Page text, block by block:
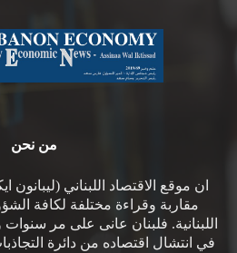
من نحن
ان موقع الاقتصاد اللبناني
مقاربة وقراءة مختلفة لكافة
اللبنانية. فلبنان عانى على مر
في انتشال اقتصاده من دائرة